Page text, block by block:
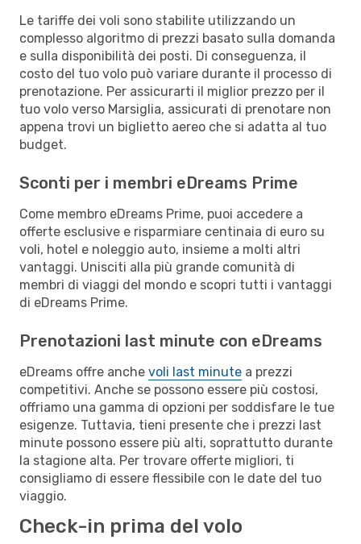
Le tariffe dei voli sono stabilite utilizzando un
complesso algoritmo di prezzi basato sulla domanda
e sulla disponibilità dei posti. Di conseguenza, il
costo del tuo volo può variare durante il processo di
prenotazione. Per assicurarti il miglior prezzo per il
tuo volo verso Marsiglia, assicurati di prenotare non
appena trovi un biglietto aereo che si adatta al tuo
budget.
Sconti per i membri eDreams Prime
Come membro eDreams Prime, puoi accedere a
offerte esclusive e risparmiare centinaia di euro su
voli, hotel e noleggio auto, insieme a molti altri
vantaggi. Unisciti alla più grande comunità di
membri di viaggi del mondo e scopri tutti i vantaggi
di eDreams Prime.
Prenotazioni last minute con eDreams
eDreams offre anche voli last minute a prezzi
competitivi. Anche se possono essere più costosi,
offriamo una gamma di opzioni per soddisfare le tue
esigenze. Tuttavia, tieni presente che i prezzi last
minute possono essere più alti, soprattutto durante
la stagione alta. Per trovare offerte migliori, ti
consigliamo di essere flessibile con le date del tuo
viaggio.
Check-in prima del volo